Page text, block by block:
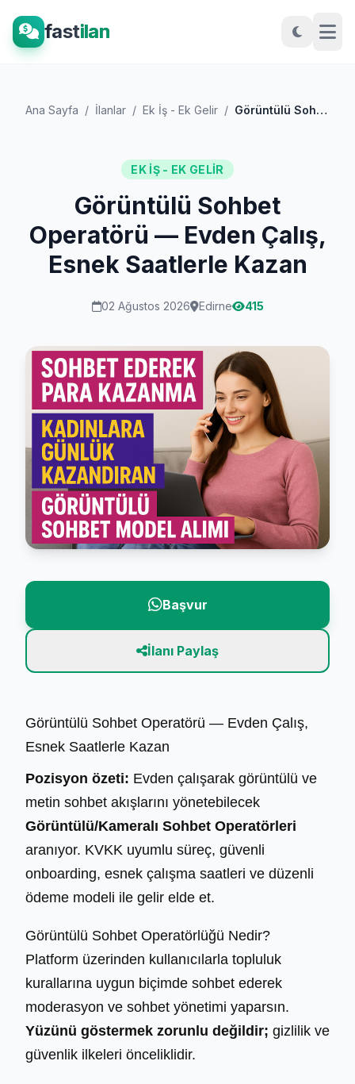
fastilan
Ana Sayfa / İlanlar / Ek İş - Ek Gelir / Görüntülü Sohbet Operatörü — Evden Çalış...
EK İŞ - EK GELIR
Görüntülü Sohbet
Operatörü — Evden Çalış,
Esnek Saatlerle Kazan
02 Ağustos 2026 Edirne 415
Başvur
İlanı Paylaş
Görüntülü Sohbet Operatörü — Evden Çalış,
Esnek Saatlerle Kazan
Pozisyon özeti: Evden çalışarak görüntülü ve
metin sohbet akışlarını yönetebilecek
Görüntülü/Kameralı Sohbet Operatörleri
aranıyor. KVKK uyumlu süreç, güvenli
onboarding, esnek çalışma saatleri ve düzenli
ödeme modeli ile gelir elde et.
Görüntülü Sohbet Operatörlüğü Nedir?
Platform üzerinden kullanıcılarla topluluk
kurallarına uygun biçimde sohbet ederek
moderasyon ve sohbet yönetimi yaparsın.
Yüzünü göstermek zorunlu değildir; gizlilik ve
güvenlik ilkeleri önceliklidir.